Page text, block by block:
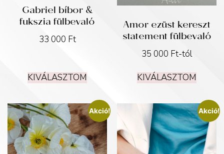
Gabriel bíbor &
fukszia fülbevaló
33 000 Ft
KIVÁLASZTOM
Amor ezüst kereszt
statement fülbevaló
35 000 Ft-tól
KIVÁLASZTOM
Akció! Akció!